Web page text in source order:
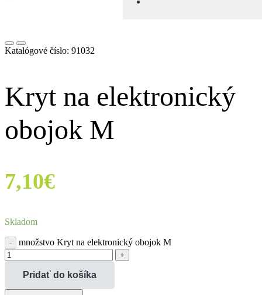
Katalógové číslo: 91032
Kryt na elektronický
obojok M
7,10€
Skladom
množstvo Kryt na elektronický obojok M
Pridať do košíka